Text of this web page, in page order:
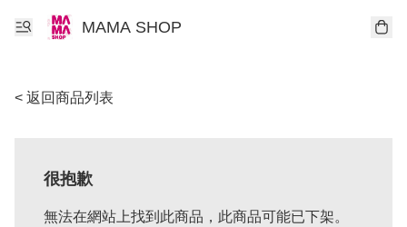
MAMA SHOP
< 返回商品列表
很抱歉
無法在網站上找到此商品，此商品可能已下架。